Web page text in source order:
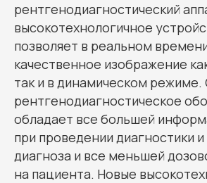
рентгенодиагностический
высокотехнологичное
позволяет в реальном
качественное изображение
так и в динамическом
рентгенодиагностическое
обладает все большей
при проведении диагностики
диагноза и все меньшей
на пациента. Новые